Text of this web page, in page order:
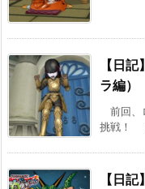
【日
ラ編）
前回、
挑戦！
【日